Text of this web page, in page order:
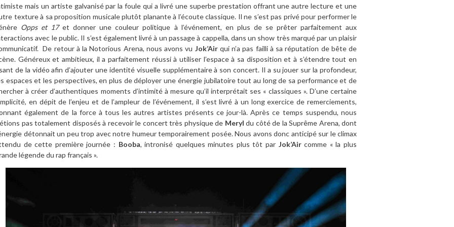
mais un artiste galvanisé par la foule qui a livré une superbe prestation offrant une autre lecture et une
texture à sa proposition musicale plutôt planante à l’écoute classique. Il ne s’est pas privé pour performer le
Opps et 17et donner une couleur politique à l’événement, en plus de se prêter parfaitement aux
avec le public. Il s’est également livré à un passage à cappella, dans un show très marqué par un plaisir
De retour à la Notorious Arena, nous avons vu Jok’Airqui n’a pas failli à sa réputation de bête de
Généreux et ambitieux, il a parfaitement réussi à utiliser l’espace à sa disposition et à s’étendre tout en
de la vidéo afin d’ajouter une identité visuelle supplémentaire à son concert. Il a su jouer sur la profondeur,
espaces et les perspectives, en plus de déployer une énergie jubilatoire tout au long de sa performance et de
à créer d’authentiques moments d’intimité à mesure qu’il interprétait ses « classiques ». D’une certaine
en dépit de l’enjeu et de l’ampleur de l’événement, il s’est livré à un long exercice de remerciements,
également de la force à tous les autres artistes présents ce jour-là. Après ce temps suspendu, nous
pas totalement disposés à recevoir le concert très physique de Meryl du côté de la Suprême Arena, dont
détonnait un peu trop avec notre humeur temporairement posée. Nous avons donc anticipé sur le climax
de cette première journée : Booba, intronisé quelques minutes plus tôt par Jok’Aircomme « la plus
légende du rap français ».